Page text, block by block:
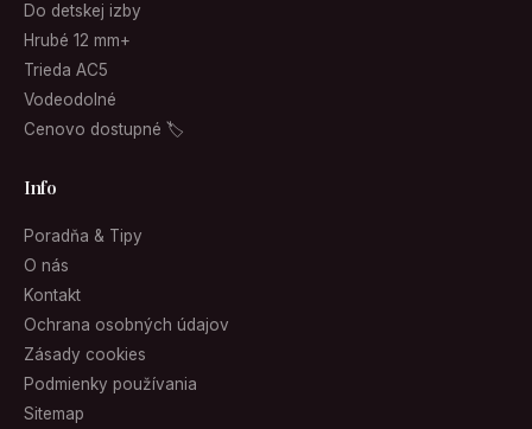
Do detskej izby
Hrubé 12 mm+
Trieda AC5
Vodeodolné
Cenovo dostupné 🏷
Info
Poradňa & Tipy
O nás
Kontakt
Ochrana osobných údajov
Zásady cookies
Podmienky používania
Sitemap